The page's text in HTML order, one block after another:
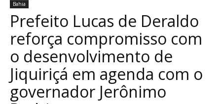
Bahia
Prefeito Lucas de Deraldo
reforça compromisso com
o desenvolvimento de
Jiquiriçá em agenda com o
governador Jerônimo